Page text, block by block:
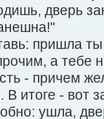
дверь
пришла
а тебе
- причем
В итоге - вот
ушла,